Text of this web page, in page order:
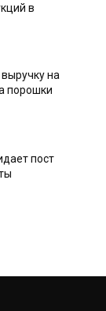
в
на
порошки
пост